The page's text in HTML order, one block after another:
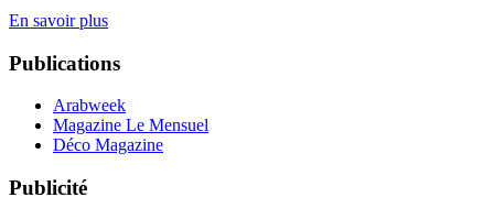
En savoir plus
Publications
Arabweek
Magazine Le Mensuel
Déco Magazine
Publicité